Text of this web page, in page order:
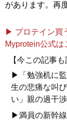
があります。再
▶ プロテイン買
Myprotein公式は
【今この記事
▶「勉強机に
生の悲痛な叫
い」親の過干
▶満員の新幹